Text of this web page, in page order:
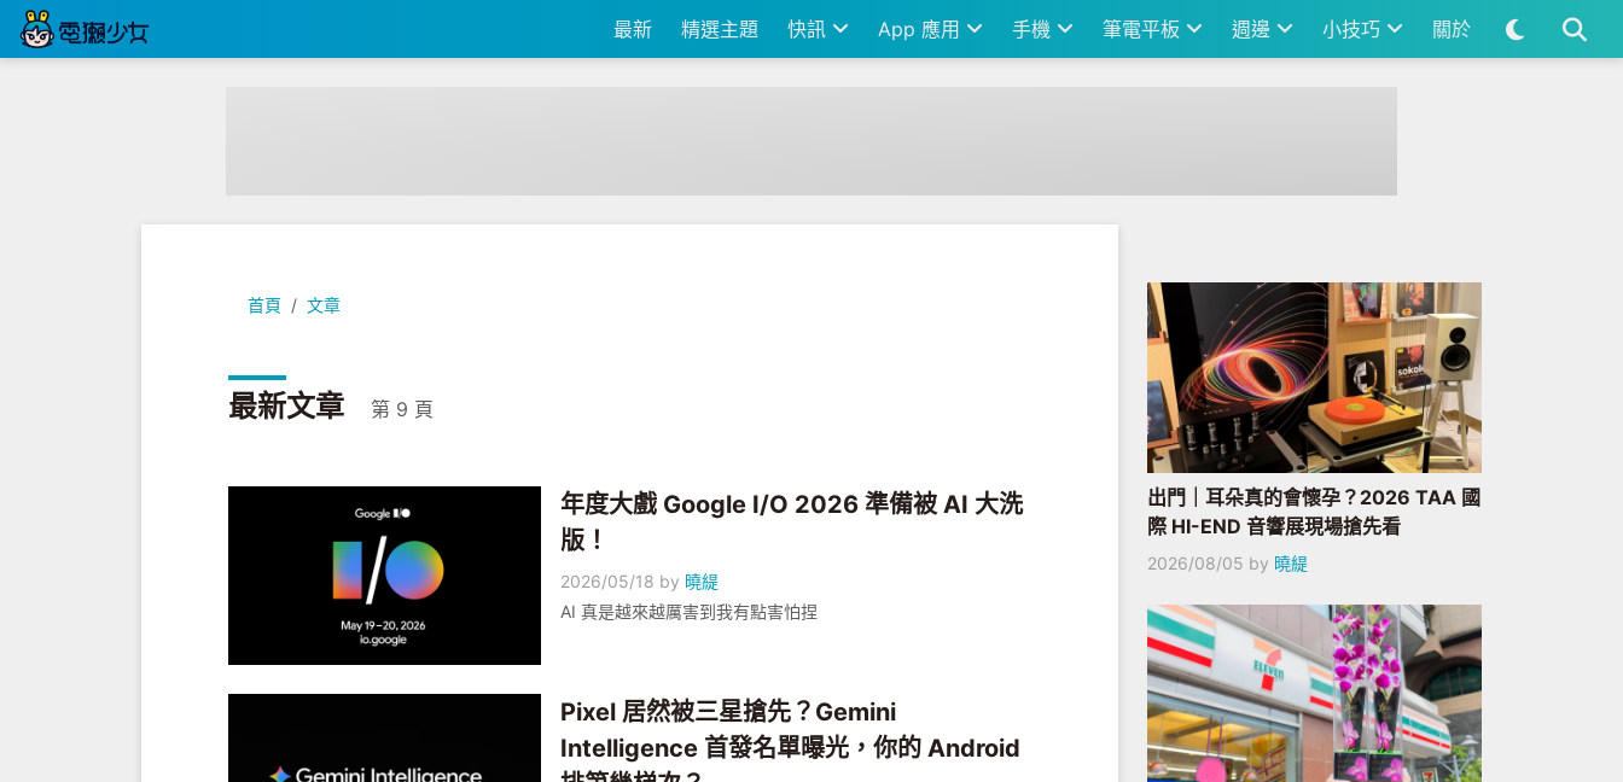
最新 精選主題 快訊 App 應用 手機 筆電平板 週邊 小技巧 關於
首頁 文章
最新文章 第 9 頁
年度大戲 Google I/O 2026 準備被 AI 大洗
版！
2026/05/18 by 曉緹
AI 真是越來越厲害到我有點害怕捏
Pixel 居然被三星搶先？Gemini
Intelligence 首發名單曝光，你的 Android
出門｜耳朵真的會懷孕？2026 TAA 國
際 HI-END 音響展現場搶先看
2026/08/05 by 曉緹